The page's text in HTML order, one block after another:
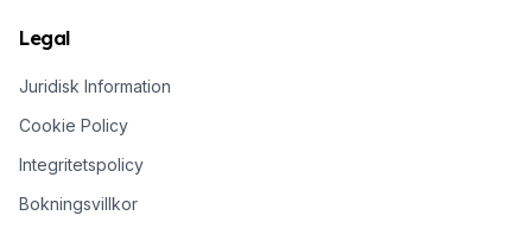
Legal
Juridisk Information
Cookie Policy
Integritetspolicy
Bokningsvillkor